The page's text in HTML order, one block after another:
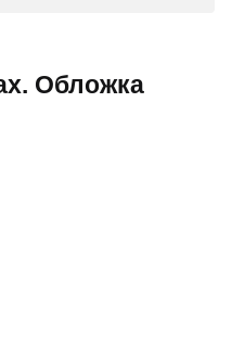
Обложка